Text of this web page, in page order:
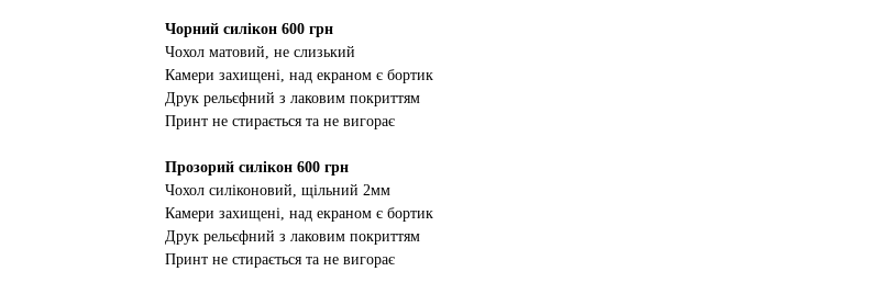
Чорний силікон 600 грн
Чохол матовий, не слизький
Камери захищені, над екраном є бортик
Друк рельєфний з лаковим покриттям
Принт не стирається та не вигорає
Прозорий силікон 600 грн
Чохол силіконовий, щільний 2мм
Камери захищені, над екраном є бортик
Друк рельєфний з лаковим покриттям
Принт не стирається та не вигорає